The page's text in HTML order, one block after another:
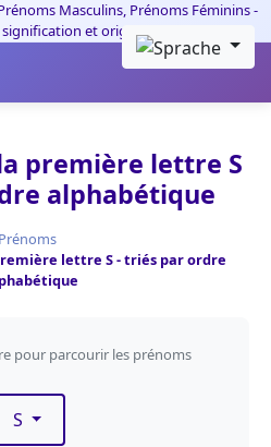
première lettre S
alphabétique
Prénoms
lettre S - triés par ordre
lettre
pour parcourir les prénoms
S